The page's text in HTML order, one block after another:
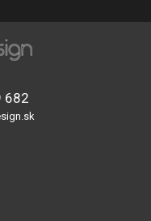
682